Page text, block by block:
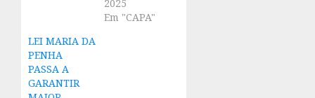
2025
Em "CAPA"
LEI MARIA DA
PENHA
PASSA A
GARANTIR